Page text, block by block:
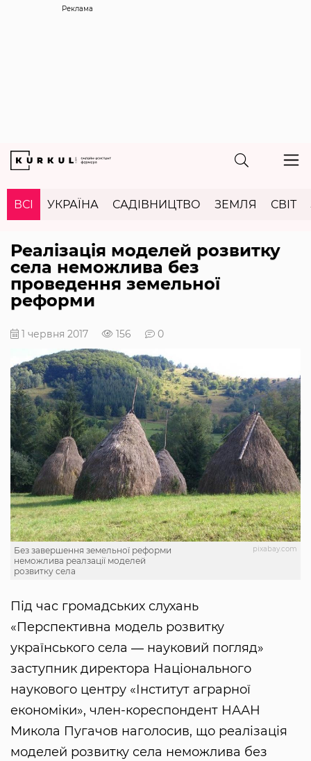
Реклама
ВСІ УКРАЇНА САДІВНИЦТВО ЗЕМЛЯ СВІТ
Реалізація моделей розвитку
села неможлива без
проведення земельної
реформи
1 червня 2017 156 0
pixabay.com
Без завершення земельної реформи
неможлива реалзації моделей
розвитку села
Під час громадських слухань
«Перспективна модель розвитку
українського села ― науковий погляд»
заступник директора Національного
наукового центру «Інститут аграрної
економіки», член-кореспондент НААН
Микола Пугачов наголосив, що реалізація
моделей розвитку села неможлива без